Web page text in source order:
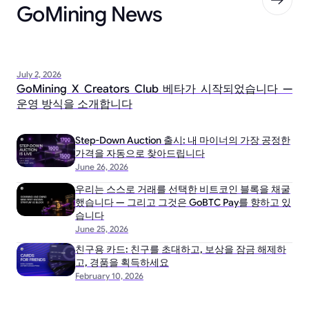
GoMining News
July 2, 2026
GoMining X Creators Club 베타가 시작되었습니다 —
운영 방식을 소개합니다
June 26, 2026
Step-Down Auction 출시: 내 마이너의 가장 공정한
가격을 자동으로 찾아드립니다
June 25, 2026
우리는 스스로 거래를 선택한 비트코인 블록을 채굴
했습니다 — 그리고 그것은 GoBTC Pay를 향하고 있
습니다
February 10, 2026
친구용 카드: 친구를 초대하고, 보상을 잠금 해제하
고, 경품을 획득하세요